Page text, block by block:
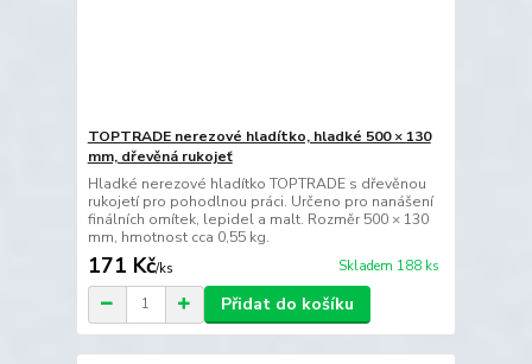
TOPTRADE nerezové hladítko, hladké 500 × 130
mm, dřevěná rukojeť
Hladké nerezové hladítko TOPTRADE s dřevěnou
rukojetí pro pohodlnou práci. Určeno pro nanášení
finálních omítek, lepidel a malt. Rozměr 500 × 130
mm, hmotnost cca 0,55 kg.
171 Kč/ks Skladem 188 ks
Přidat do košíku